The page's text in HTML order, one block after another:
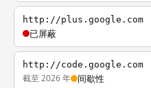
http://plus.google.com
已屏蔽
http://code.google.com
截至 2026 年 间歇性